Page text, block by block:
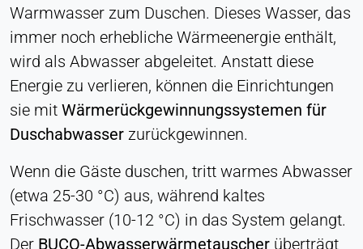
Warmwasser zum Duschen. Dieses Wasser, das
immer noch erhebliche Wärmeenergie enthält,
wird als Abwasser abgeleitet. Anstatt diese
Energie zu verlieren, können die Einrichtungen
sie mit Wärmerückgewinnungssystemen für
Duschabwasser zurückgewinnen.
Wenn die Gäste duschen, tritt warmes Abwasser
(etwa 25-30 °C) aus, während kaltes
Frischwasser (10-12 °C) in das System gelangt.
Der BUCO-Abwasserwärmetauscher überträgt
LinkedIn
Name:
bcookie, li_gc, lidc
Anbieter:
LinkedIn Gesellschaft
Konversions-Tracking
Cookie Laufzeit:
1 Tag - 1 Jahr